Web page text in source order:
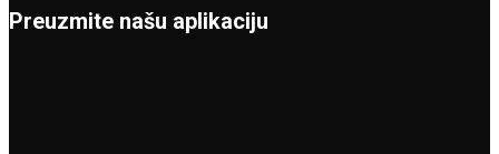
Preuzmite našu aplikaciju